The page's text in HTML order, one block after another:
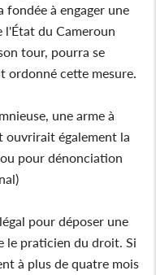
fondée à engager une
du Cameroun
tour, pourra se
cette mesure.
une arme à
également la
pour dénonciation
pour déposer une
le praticien du droit. Si
à plus de quatre mois